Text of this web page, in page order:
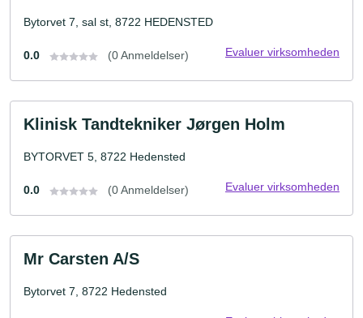
Bytorvet 7, sal st, 8722 HEDENSTED
0.0 (0 Anmeldelser) Evaluer virksomheden
Klinisk Tandtekniker Jørgen Holm
BYTORVET 5, 8722 Hedensted
0.0 (0 Anmeldelser) Evaluer virksomheden
Mr Carsten A/S
Bytorvet 7, 8722 Hedensted